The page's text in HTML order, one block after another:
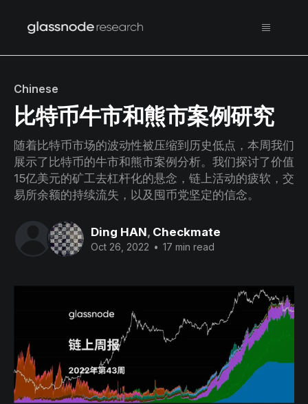
Chinese
比特币牛市和熊市案例研究
随着比特币市场的波动性被压缩到历史低点，本周我们
展示了比特币的牛市和熊市案例分析。我们探讨了价值
15亿美元的矿工去杠杆化的悬念，链上活动的疲软，交
易所余额的持续流失，以及囤币党坚定的信念。
Ding HAN, Checkmate
Oct 26, 2022 • 17 min read